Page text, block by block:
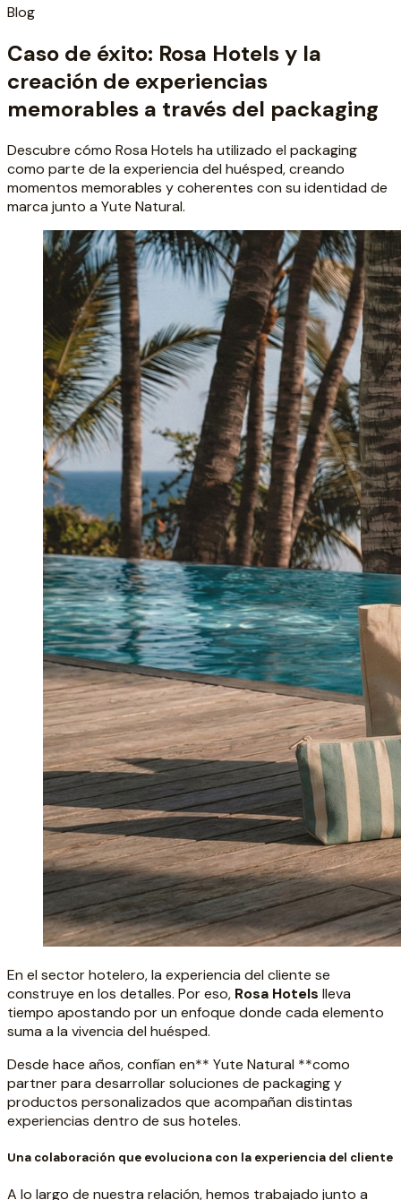
Blog
Caso de éxito: Rosa Hotels y la
creación de experiencias
memorables a través del packaging
Descubre cómo Rosa Hotels ha utilizado el packaging
como parte de la experiencia del huésped, creando
momentos memorables y coherentes con su identidad de
marca junto a Yute Natural.
En el sector hotelero, la experiencia del cliente se
construye en los detalles. Por eso, Rosa Hotels lleva
tiempo apostando por un enfoque donde cada elemento
suma a la vivencia del huésped.
Desde hace años, confían en** Yute Natural **como
partner para desarrollar soluciones de packaging y
productos personalizados que acompañan distintas
experiencias dentro de sus hoteles.
Una colaboración que evoluciona con la experiencia del cliente
A lo largo de nuestra relación, hemos trabajado junto a